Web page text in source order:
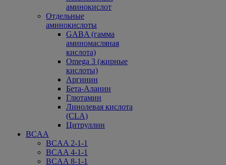
аминокислот
Отдельные
аминокислоты
GABA (гамма
аминомасляная
кислота)
Omega 3 (жирные
кислоты)
Аргинин
Бета-Аланин
Глютамин
Линолевая кислота
(CLA)
Цитруллин
BCAA
BCAA 2-1-1
BCAA 4-1-1
BCAA 8-1-1